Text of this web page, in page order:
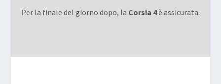
Per la finale del giorno dopo, la Corsia 4è assicurata.